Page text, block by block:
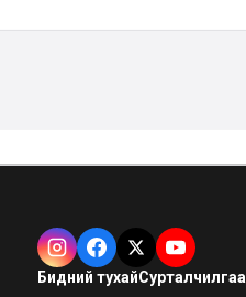
Бидний тухайСурталчилгаа